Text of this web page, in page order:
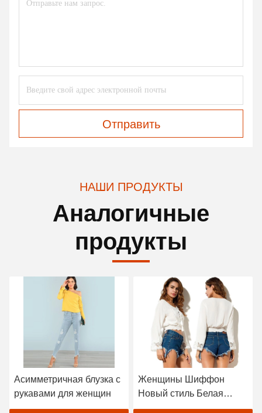
strain during long sessions. Highly r
Отправить
НАШИ ПРОДУКТЫ
Аналогичные
продукты
Асимметричная блузка с
рукавами для женщин
Женщины Шиффон
Новый стиль Белая
блузка